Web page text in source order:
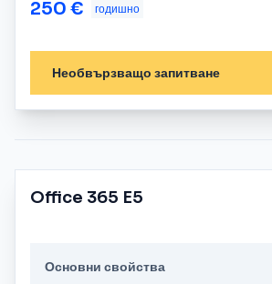
250 € годишно
Необвързващо запитване
Office 365 E5
Основни свойства